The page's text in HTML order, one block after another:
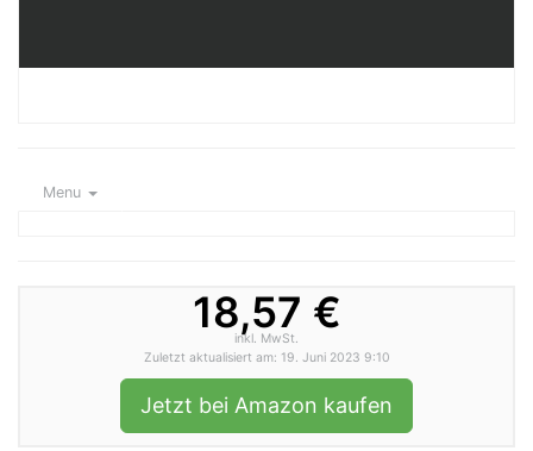
Menu
18,57 €
inkl. MwSt.
Zuletzt aktualisiert am: 19. Juni 2023 9:10
Jetzt bei Amazon kaufen